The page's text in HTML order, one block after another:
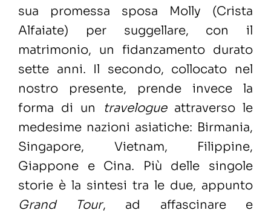
sua promessa sposa Molly (Crista
Alfaiate) per suggellare, con il
matrimonio, un fidanzamento durato
sette anni. Il secondo, collocato nel
nostro presente, prende invece la
forma di un travelogue attraverso le
medesime nazioni asiatiche: Birmania,
Singapore, Vietnam, Filippine,
Giappone e Cina. Più delle singole
storie è la sintesi tra le due, appunto
Grand Tour, ad affascinare e